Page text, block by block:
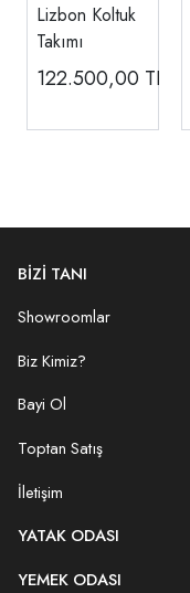
Lizbon Koltuk
Takımı
122.500,00 TL
BİZİ TANI
Showroomlar
Biz Kimiz?
Bayi Ol
Toptan Satış
İletişim
YATAK ODASI
YEMEK ODASI